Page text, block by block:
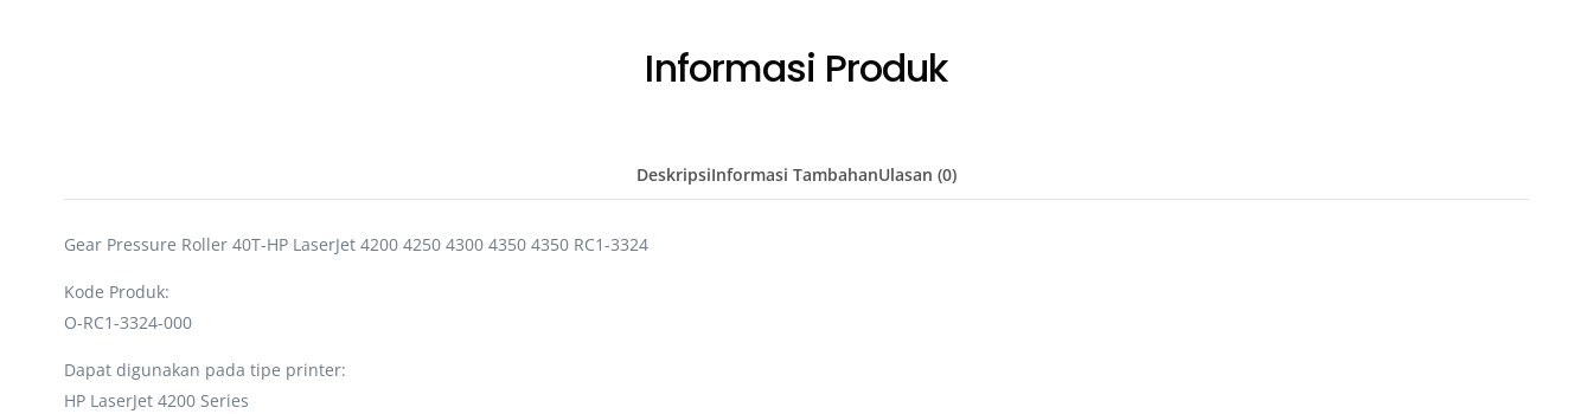
Informasi Produk
DeskripsiInformasi TambahanUlasan (0)
Gear Pressure Roller 40T-HP LaserJet 4200 4250 4300 4350 4350 RC1-3324
Kode Produk:
O-RC1-3324-000
Dapat digunakan pada tipe printer:
HP LaserJet 4200 Series